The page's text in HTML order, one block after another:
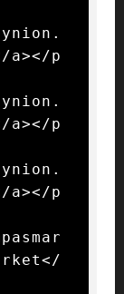
a></p
p
a></p